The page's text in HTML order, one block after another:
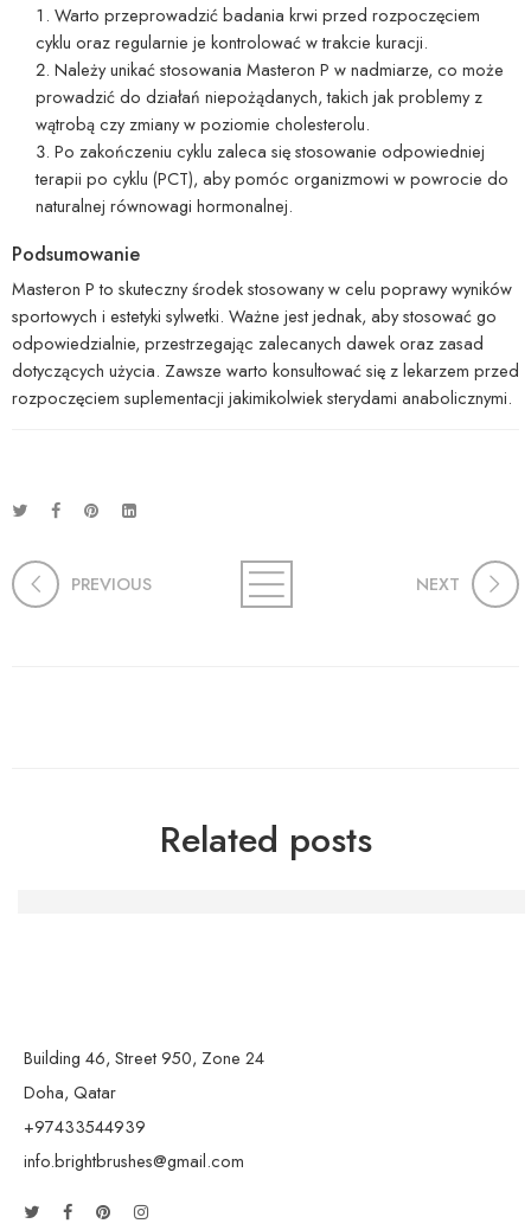
Warto przeprowadzić badania krwi przed rozpoczęciem
cyklu oraz regularnie je kontrolować w trakcie kuracji.
Należy unikać stosowania Masteron P w nadmiarze, co może
prowadzić do działań niepożądanych, takich jak problemy z
wątrobą czy zmiany w poziomie cholesterolu.
Po zakończeniu cyklu zaleca się stosowanie odpowiedniej
terapii po cyklu (PCT), aby pomóc organizmowi w powrocie do
naturalnej równowagi hormonalnej.
Podsumowanie
Masteron P to skuteczny środek stosowany w celu poprawy wyników
sportowych i estetyki sylwetki. Ważne jest jednak, aby stosować go
odpowiedzialnie, przestrzegając zalecanych dawek oraz zasad
dotyczących użycia. Zawsze warto konsultować się z lekarzem przed
rozpoczęciem suplementacji jakimikolwiek sterydami anabolicznymi.
PREVIOUS NEXT
Related posts
Building 46, Street 950, Zone 24
Doha, Qatar
+97433544939
info.brightbrushes@gmail.com